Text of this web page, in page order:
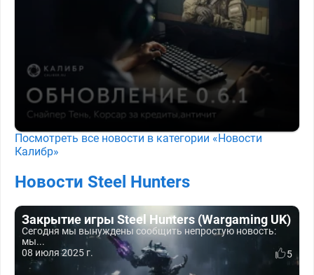
Посмотреть все новости в категории «Новости
Калибр»
Новости Steel Hunters
Закрытие игры Steel Hunters (Wargaming UK)
Сегодня мы вынуждены сообщить непростую новость:
мы...
08 июля 2025 г.
5